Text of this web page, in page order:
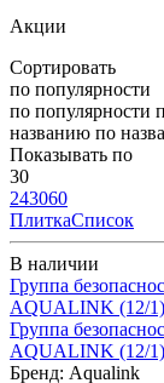
Акции
Сортировать
по популярности
по популярности
названию по
Показывать по
30
243060
ПлиткаСписок
В наличии
Группа
AQUALINK (12/1)
Группа
AQUALINK (12/1)
Бренд: Aqualink